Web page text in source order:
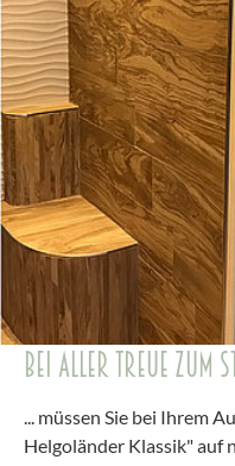
BEI ALLER TREUE ZUM
... müssen Sie bei Ihrem
Helgoländer Klassik" auf